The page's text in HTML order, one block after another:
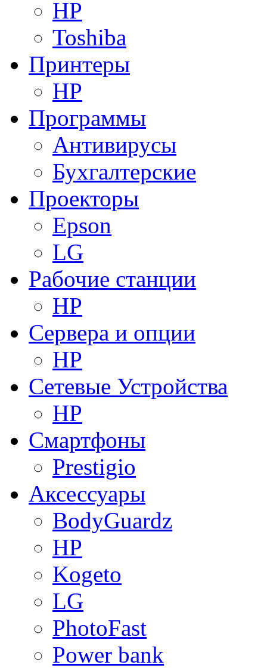
HP
Toshiba
Принтеры
HP
Программы
Антивирусы
Бухгалтерские
Проекторы
Epson
LG
Рабочие станции
HP
Сервера и опции
HP
Сетевые Устройства
HP
Смартфоны
Prestigio
Аксессуары
BodyGuardz
HP
Kogeto
LG
PhotoFast
Power bank